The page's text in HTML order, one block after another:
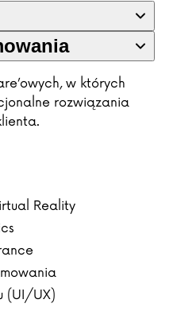
w których
rozwiązania
Reality
(UI/UX)